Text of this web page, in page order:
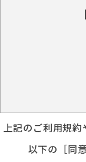
上記のご利用規
以下の［同